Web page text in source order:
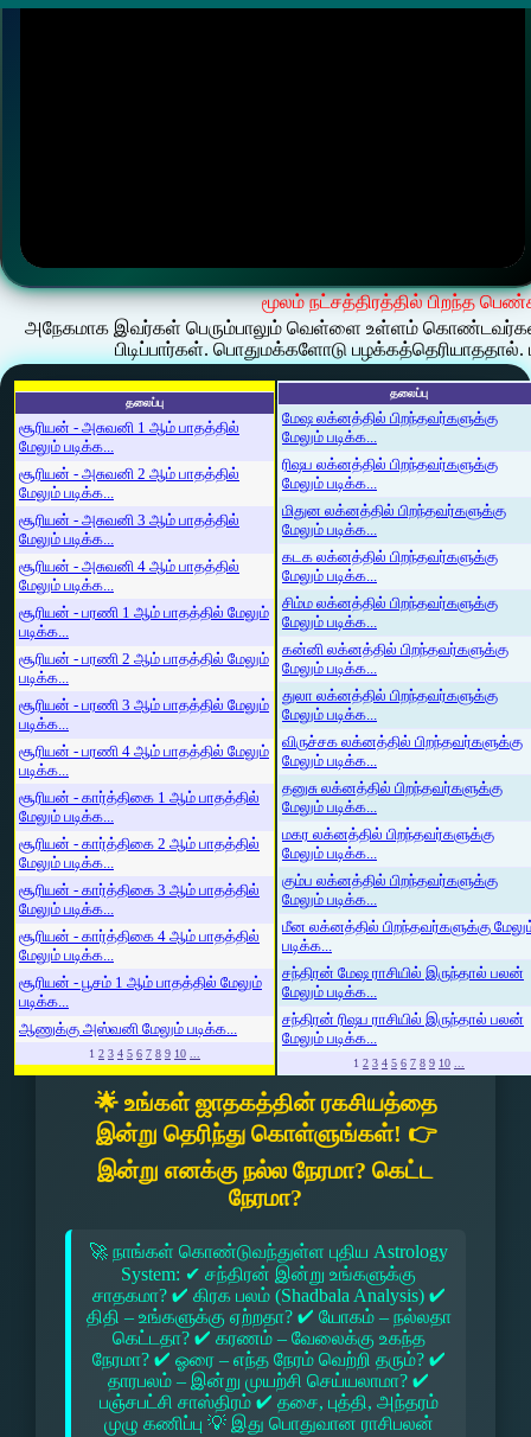
மூலம் நட்சத்திரத்தில் பிறந்த
அநேகமாக இவர்கள் பெரும்பாலும் வெள்ளை உள்ளம் கொண்டவர்கள்.
பிடிப்பார்கள். பொதுமக்களோடு
தலைப்பு
சூரியன் - அசுவனி 1 ஆம் பாதத்தில்
மேலும் படிக்க...
சூரியன் - அசுவனி 2 ஆம் பாதத்தில்
மேலும் படிக்க...
சூரியன் - அசுவனி 3 ஆம் பாதத்தில்
மேலும் படிக்க...
சூரியன் - அசுவனி 4 ஆம் பாதத்தில்
மேலும் படிக்க...
சூரியன் - பரணி 1 ஆம் பாதத்தில் மேலும்
படிக்க...
சூரியன் - பரணி 2 ஆம் பாதத்தில் மேலும்
படிக்க...
சூரியன் - பரணி 3 ஆம் பாதத்தில் மேலும்
படிக்க...
சூரியன் - பரணி 4 ஆம் பாதத்தில் மேலும்
படிக்க...
சூரியன் - கார்த்திகை 1 ஆம் பாதத்தில்
மேலும் படிக்க...
சூரியன் - கார்த்திகை 2 ஆம் பாதத்தில்
மேலும் படிக்க...
சூரியன் - கார்த்திகை 3 ஆம் பாதத்தில்
மேலும் படிக்க...
சூரியன் - கார்த்திகை 4 ஆம் பாதத்தில்
மேலும் படிக்க...
சூரியன் - பூசம் 1 ஆம் பாதத்தில் மேலும்
படிக்க...
ஆணுக்கு அஸ்வனி மேலும் படிக்க...
1 2 3 4 5 6 7 8 9 10 ...
தலைப்பு
மேஷ லக்னத்தில் பிறந்தவர்களுக்கு
மேலும் படிக்க...
ரிஷப லக்னத்தில் பிறந்தவர்களுக்கு
மேலும் படிக்க...
மிதுன லக்னத்தில் பிறந்தவர்களுக்கு
மேலும் படிக்க...
கடக லக்னத்தில் பிறந்தவர்களுக்கு
மேலும் படிக்க...
சிம்ம லக்னத்தில் பிறந்தவர்களுக்கு
மேலும் படிக்க...
கன்னி லக்னத்தில் பிறந்தவர்களுக்கு
மேலும் படிக்க...
துலா லக்னத்தில் பிறந்தவர்களுக்கு
மேலும் படிக்க...
விருச்சக லக்னத்தில் பிறந்தவர்களுக்கு
மேலும் படிக்க...
தனுசு லக்னத்தில் பிறந்தவர்களுக்கு
மேலும் படிக்க...
மகர லக்னத்தில் பிறந்தவர்களுக்கு
மேலும் படிக்க...
கும்ப லக்னத்தில் பிறந்தவர்களுக்கு
மேலும் படிக்க...
மீன லக்னத்தில் பிறந்தவர்களுக்கு
படிக்க...
சந்திரன் மேஷ ராசியில் இருந்தால் பலன்
மேலும் படிக்க...
சந்திரன் ரிஷப ராசியில் இருந்தால் பலன்
மேலும் படிக்க...
1 2 3 4 5 6 7 8 9 10 ...
🌟 உங்கள் ஜாதகத்தின் ரகசியத்தை
இன்று தெரிந்து கொள்ளுங்கள்! 👉
இன்று எனக்கு நல்ல நேரமா? கெட்ட
நேரமா?
🚀 நாங்கள் கொண்டுவந்துள்ள புதிய Astrology
System: ✔ சந்திரன் இன்று உங்களுக்கு
சாதகமா? ✔ கிரக பலம் (Shadbala Analysis) ✔
திதி – உங்களுக்கு ஏற்றதா? ✔ யோகம் – நல்லதா
கெட்டதா? ✔ கரணம் – வேலைக்கு உகந்த
நேரமா? ✔ ஓரை – எந்த நேரம் வெற்றி தரும்? ✔
தாரபலம் – இன்று முயற்சி செய்யலாமா? ✔
பஞ்சபட்சி சாஸ்திரம் ✔ தசை, புத்தி, அந்தரம்
முழு கணிப்பு 💡 இது பொதுவான ராசிபலன்